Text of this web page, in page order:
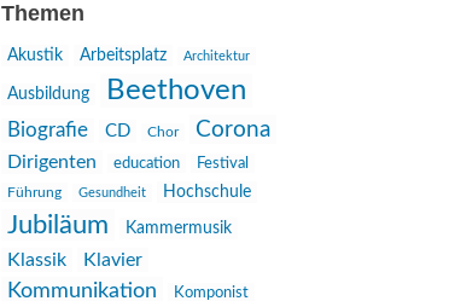
Themen
Akustik Arbeitsplatz Architektur
Ausbildung Beethoven
Biografie CD Chor Corona
Dirigenten education
Festival
Führung
Gesundheit Hochschule
Jubiläum Kammermusik
Klassik Klavier
Kommunikation Komponist